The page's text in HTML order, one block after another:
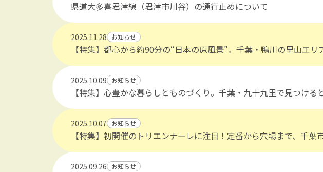
県道大多喜君津線（君津市川谷）の通行止めについて
【特集】都心から約90分の“日本の原風景”。千葉・鴨川の里山エ
2025.11.28 お知らせ
https://maruchiba.jp/feature/detail_456.html
【特集】心豊かな暮らしとものづくり。千葉・九十九里で見つけ
2025.10.09 お知らせ
https://maruchiba.jp/feature/detail_427.html
【特集】初開催のトリエンナーレに注目！定番から穴場まで、千
2025.10.07 お知らせ
https://maruchiba.jp/feature/detail_425.html
2025.09.26 お知らせ
https://maruchiba.jp/gourmet/feature/detail_424.html